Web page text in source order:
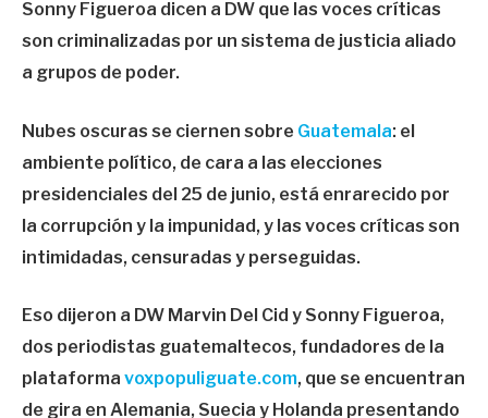
Sonny Figueroa dicen a DW que las voces críticas
son criminalizadas por un sistema de justicia aliado
a grupos de poder.
Nubes oscuras se ciernen sobre Guatemala: el
ambiente político, de cara a las elecciones
presidenciales del 25 de junio, está enrarecido por
la corrupción y la impunidad, y las voces críticas son
intimidadas, censuradas y perseguidas.
Eso dijeron a DW Marvin Del Cid y Sonny Figueroa,
dos periodistas guatemaltecos, fundadores de la
plataforma voxpopuliguate.com, que se encuentran
de gira en Alemania, Suecia y Holanda presentando